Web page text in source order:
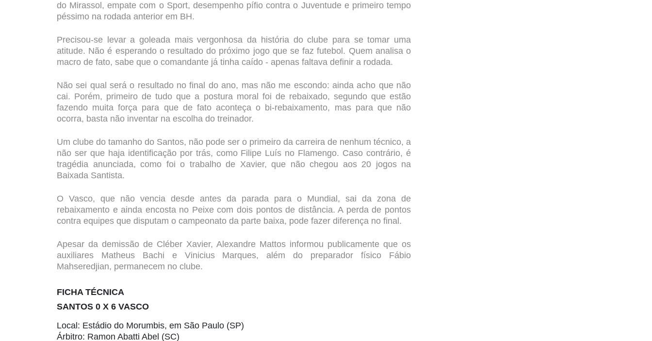
do Mirassol, empate com o Sport, desempenho pífio contra o Juventude e primeiro tempo
péssimo na rodada anterior em BH.
Precisou-se levar a goleada mais vergonhosa da história do clube para se tomar uma
atitude. Não é esperando o resultado do próximo jogo que se faz futebol. Quem analisa o
macro de fato, sabe que o comandante já tinha caído - apenas faltava definir a rodada.
Não sei qual será o resultado no final do ano, mas não me escondo: ainda acho que não
cai. Porém, primeiro de tudo que a postura moral foi de rebaixado, segundo que estão
fazendo muita força para que de fato aconteça o bi-rebaixamento, mas para que não
ocorra, basta não inventar na escolha do treinador.
Um clube do tamanho do Santos, não pode ser o primeiro da carreira de nenhum técnico, a
não ser que haja identificação por trás, como Filipe Luís no Flamengo. Caso contrário, é
tragédia anunciada, como foi o trabalho de Xavier, que não chegou aos 20 jogos na
Baixada Santista.
O Vasco, que não vencia desde antes da parada para o Mundial, sai da zona de
rebaixamento e ainda encosta no Peixe com dois pontos de distância. A perda de pontos
contra equipes que disputam o campeonato da parte baixa, pode fazer diferença no final.
Apesar da demissão de Cléber Xavier, Alexandre Mattos informou publicamente que os
auxiliares Matheus Bachi e Vinicius Marques, além do preparador físico Fábio
Mahseredjian, permanecem no clube.
FICHA TÉCNICA
SANTOS 0 X 6 VASCO
Local: Estádio do Morumbis, em São Paulo (SP)
Árbitro: Ramon Abatti Abel (SC)